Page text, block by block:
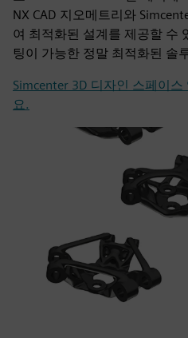
NX CAD 지오메트리와
여 최적화된 설계를 제공할 수
팅이 가능한 정말 최적화된 솔
Simcenter 3D 디자인 스페이
요.